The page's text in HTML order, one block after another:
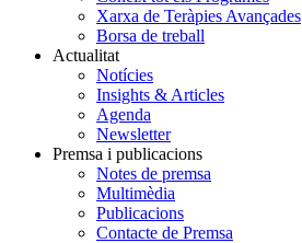
Xarxa de Teràpies Avançades
Borsa de treball
Actualitat
Notícies
Insights & Articles
Agenda
Newsletter
Premsa i publicacions
Notes de premsa
Multimèdia
Publicacions
Contacte de Premsa